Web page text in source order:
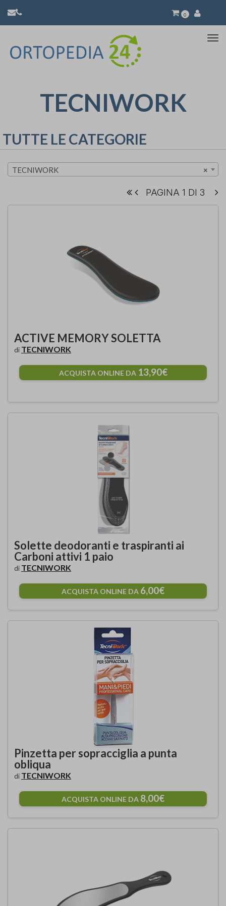
0
TECNIWORK
TUTTE LE CATEGORIE
×
TECNIWORK
PAGINA 1 DI 3
ACTIVE MEMORY SOLETTA
di TECNIWORK
ACQUISTA ONLINE DA 13,90€
Solette deodoranti e traspiranti ai
Carboni attivi 1 paio
di TECNIWORK
ACQUISTA ONLINE DA 6,00€
Pinzetta per sopracciglia a punta
obliqua
di TECNIWORK
ACQUISTA ONLINE DA 8,00€